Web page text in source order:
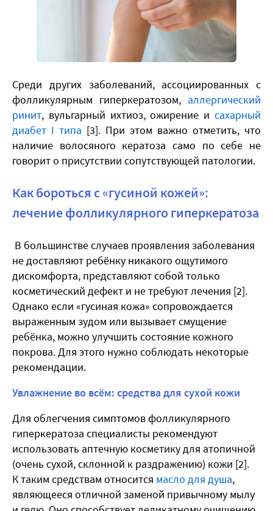
Среди других заболеваний, ассоциированных с
фолликулярным гиперкератозом, аллергический
ринит, вульгарный ихтиоз, ожирение и сахарный
диабет I типа [3]. При этом важно отметить, что
наличие волосяного кератоза само по себе не
говорит о присутствии сопутствующей патологии.
Как бороться с «гусиной кожей»:
лечение фолликулярного гиперкератоза
В большинстве случаев проявления заболевания
не доставляют ребёнку никакого ощутимого
дискомфорта, представляют собой только
косметический дефект и не требуют лечения [2].
Однако если «гусиная кожа» сопровождается
выраженным зудом или вызывает смущение
ребёнка, можно улучшить состояние кожного
покрова. Для этого нужно соблюдать некоторые
рекомендации.
Увлажнение во всём: средства для сухой кожи
Для облегчения симптомов фолликулярного
гиперкератоза специалисты рекомендуют
использовать аптечную косметику для атопичной
(очень сухой, склонной к раздражению) кожи [2].
К таким средствам относится масло для душа,
являющееся отличной заменой привычному мылу